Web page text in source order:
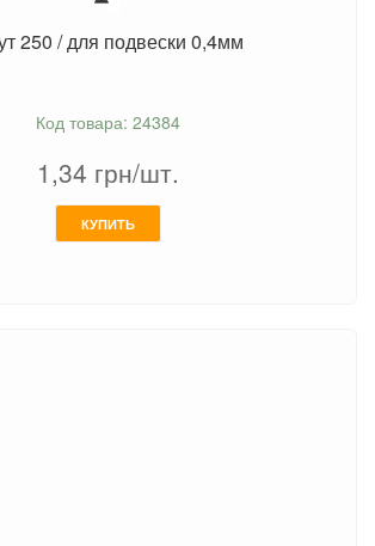
250 / для подвески 0,4мм
Код товара: 24384
1,34 грн/шт.
КУПИТЬ